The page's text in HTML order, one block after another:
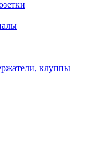
клуппы